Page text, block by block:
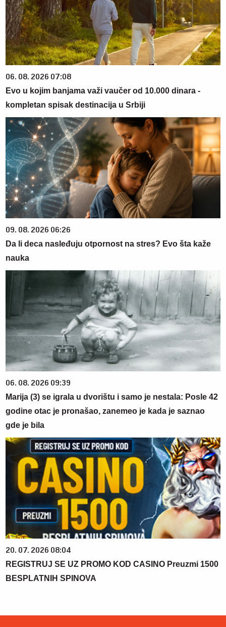
06. 08. 2026 07:08
Evo u kojim banjama važi vaučer od 10.000 dinara -
kompletan spisak destinacija u Srbiji
09. 08. 2026 06:26
Da li deca nasleđuju otpornost na stres? Evo šta kaže
nauka
06. 08. 2026 09:39
Marija (3) se igrala u dvorištu i samo je nestala: Posle 42
godine otac je pronašao, zanemeo je kada je saznao
gde je bila
20. 07. 2026 08:04
REGISTRUJ SE UZ PROMO KOD CASINO Preuzmi 1500
BESPLATNIH SPINOVA